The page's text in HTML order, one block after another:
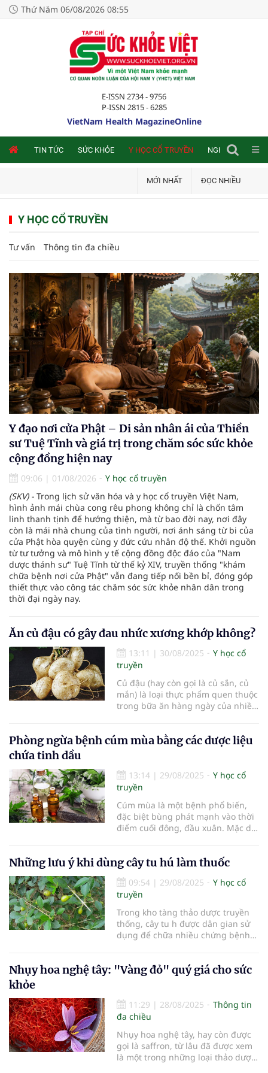
Thứ Năm 06/08/2026 08:55
E-ISSN 2734 - 9756
P-ISSN 2815 - 6285
VietNam Health MagazineOnline
TIN TỨC SỨC KHỎE Y HỌC CỔ TRUYỀN NGHIÊN CỨU
MỚI NHẤT ĐỌC NHIỀU
Y HỌC CỔ TRUYỀN
Tư vấn Thông tin đa chiều
Y đạo nơi cửa Phật – Di sản nhân ái của Thiền
sư Tuệ Tĩnh và giá trị trong chăm sóc sức khỏe
cộng đồng hiện nay
09:06 | 01/08/2026
Y học cổ truyền
(SKV) - Trong lịch sử văn hóa và y học cổ truyền Việt Nam,
hình ảnh mái chùa cong rêu phong không chỉ là chốn tâm
linh thanh tịnh để hướng thiện, mà từ bao đời nay, nơi đây
còn là mái nhà chung của tình người, nơi ánh sáng từ bi của
cửa Phật hòa quyện cùng y đức cứu nhân độ thế. Khởi nguồn
từ tư tưởng và mô hình y tế cộng đồng độc đáo của "Nam
dược thánh sư" Tuệ Tĩnh từ thế kỷ XIV, truyền thống "khám
chữa bệnh nơi cửa Phật" vẫn đang tiếp nối bền bỉ, đóng góp
thiết thực vào công tác chăm sóc sức khỏe nhân dân trong
thời đại ngày nay.
Ăn củ đậu có gây đau nhức xương khớp không?
13:11 | 30/08/2025
Y học cổ
truyền
Củ đậu (hay còn gọi là củ sắn, củ
mắn) là loại thực phẩm quen thuộc
trong bữa ăn hàng ngày của nhiều
dùng để ăn sống, làm gỏi hoặc chế
Phòng ngừa bệnh cúm mùa bằng các dược liệu
chứa tinh dầu
13:14 | 29/08/2025
Y học cổ
truyền
Cúm mùa là một bệnh phổ biến,
đặc biệt bùng phát mạnh vào thời
điểm cuối đông, đầu xuân. Mặc dù
7 ngày, nhưng cúm mùa vẫn tiềm
nghiêm trọng, thậm chí đe dọa
tính mạng. Việc phòng ngừa và
điều trị cúm mùa không chỉ dựa
vào y học hiện đại mà còn có thể
tận dụng các phương pháp từ y
học cổ truyền, đặc biệt là sử dụng
Những lưu ý khi dùng cây tu hú làm thuốc
09:54 | 29/08/2025
Y học cổ
truyền
Trong kho tàng thảo dược truyền
thống, cây tu h được dân gian sử
dụng để chữa nhiều chứng bệnh
chống khuẩn, trị mụn nhọt, lở loét
Nhụy hoa nghệ tây: "Vàng đỏ" quý giá cho sức
khỏe
11:29 | 28/08/2025
Thông tin
đa chiều
Nhụy hoa nghệ tây, hay còn được
gọi là saffron, từ lâu đã được xem
là một trong những loại thảo dược